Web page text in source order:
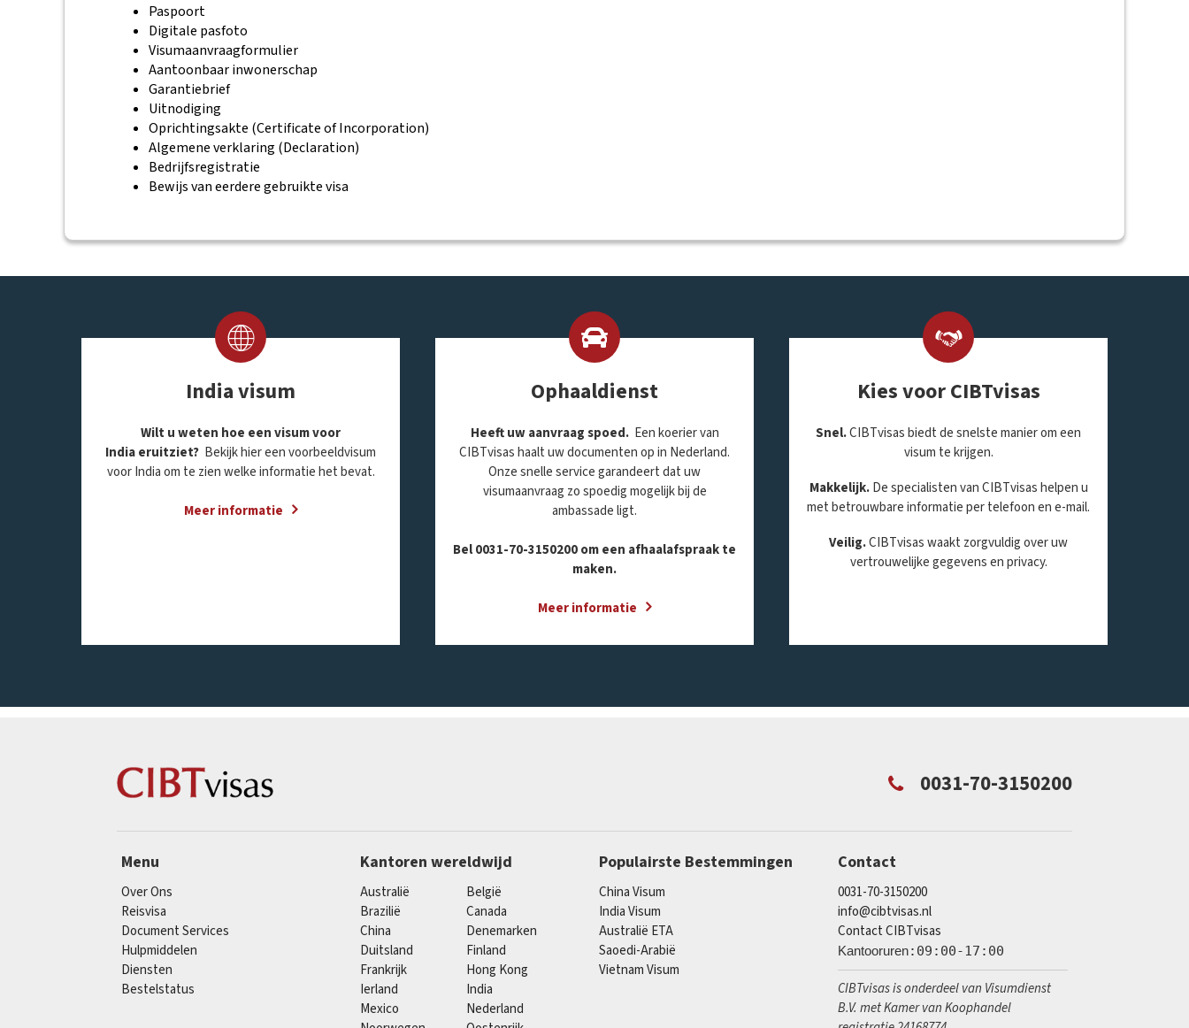
Paspoort
Digitale pasfoto
Visumaanvraagformulier
Aantoonbaar inwonerschap
Garantiebrief
Uitnodiging
Oprichtingsakte (Certificate of Incorporation)
Algemene verklaring (Declaration)
Bedrijfsregistratie
Bewijs van eerdere gebruikte visa
India visum
Wilt u weten hoe een visum voor
India eruitziet? Bekijk hier een voorbeeldvisum
voor India om te zien welke informatie het bevat.
Meer informatie
Ophaaldienst
Heeft uw aanvraag spoed.Een koerier van
CIBTvisas haalt uw documenten op in Nederland.
Onze snelle service garandeert dat uw
visumaanvraag zo spoedig mogelijk bij de
ambassade ligt.
Bel 0031-70-3150200 om een afhaalafspraak te
maken.
Meer informatie
Kies voor CIBTvisas
Snel.CIBTvisas biedt de snelste manier om een
visum te krijgen.
Makkelijk.De specialisten van CIBTvisas helpen u
met betrouwbare informatie per telefoon en e-mail.
Veilig.CIBTvisas waakt zorgvuldig over uw
vertrouwelijke gegevens en privacy.
0031-70-3150200
Menu
Over Ons
Reisvisa
Document Services
Hulpmiddelen
Diensten
Bestelstatus
Kantoren wereldwijd
Australië
België
Brazilië
Canada
China
Denemarken
Duitsland
Finland
Frankrijk
Hong Kong
Ierland
India
Mexico
Nederland
Populairste Bestemmingen
China Visum
India Visum
Australië ETA
Saoedi-Arabië
Vietnam Visum
Contact
0031-70-3150200
info@cibtvisas.nl
Contact CIBTvisas
Kantooruren:09:00-17:00
CIBTvisas is onderdeel van Visumdienst
B.V. met Kamer van Koophandel